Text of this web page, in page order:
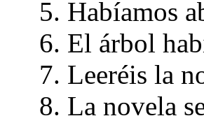
5. Habíamos
6. El árbol
7. Leeréis la
8. La novela